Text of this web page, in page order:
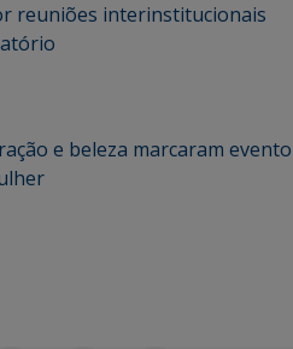
reuniões interinstitucionais
e beleza marcaram evento